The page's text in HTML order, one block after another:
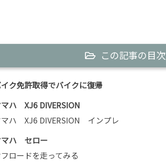
この記事の目次
ク免許取得でバイクに復帰
マハ XJ6 DIVERSION
ハ XJ6 DIVERSION インプレ
マハ セロー
ロードを走ってみる